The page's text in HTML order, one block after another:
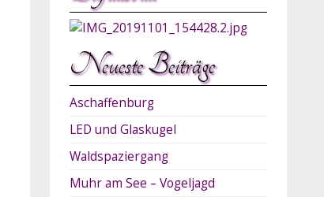
Neueste Beiträge
Aschaffenburg
LED und Glaskugel
Waldspaziergang
Muhr am See – Vogeljagd